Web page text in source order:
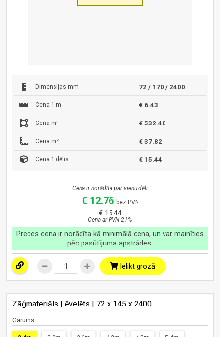
Dimensijas mm 72 / 170 / 2400
Cena 1 m € 6.43
Cena m³ € 532.40
Cena m² € 37.82
Cena 1 dēlis € 15.44
Cena ir norādīta par vienu dēli
€ 12.76 bez PVN
€ 15.44
Cena ar PVN 21%
Preces cena ir norādīta kā minimālā cena, un var mainīties
pēc pasūtījuma apstrādes.
Ielikt grozā
Zāģmateriāls | ēvelēts | 72 x 145 x 2400
Garums